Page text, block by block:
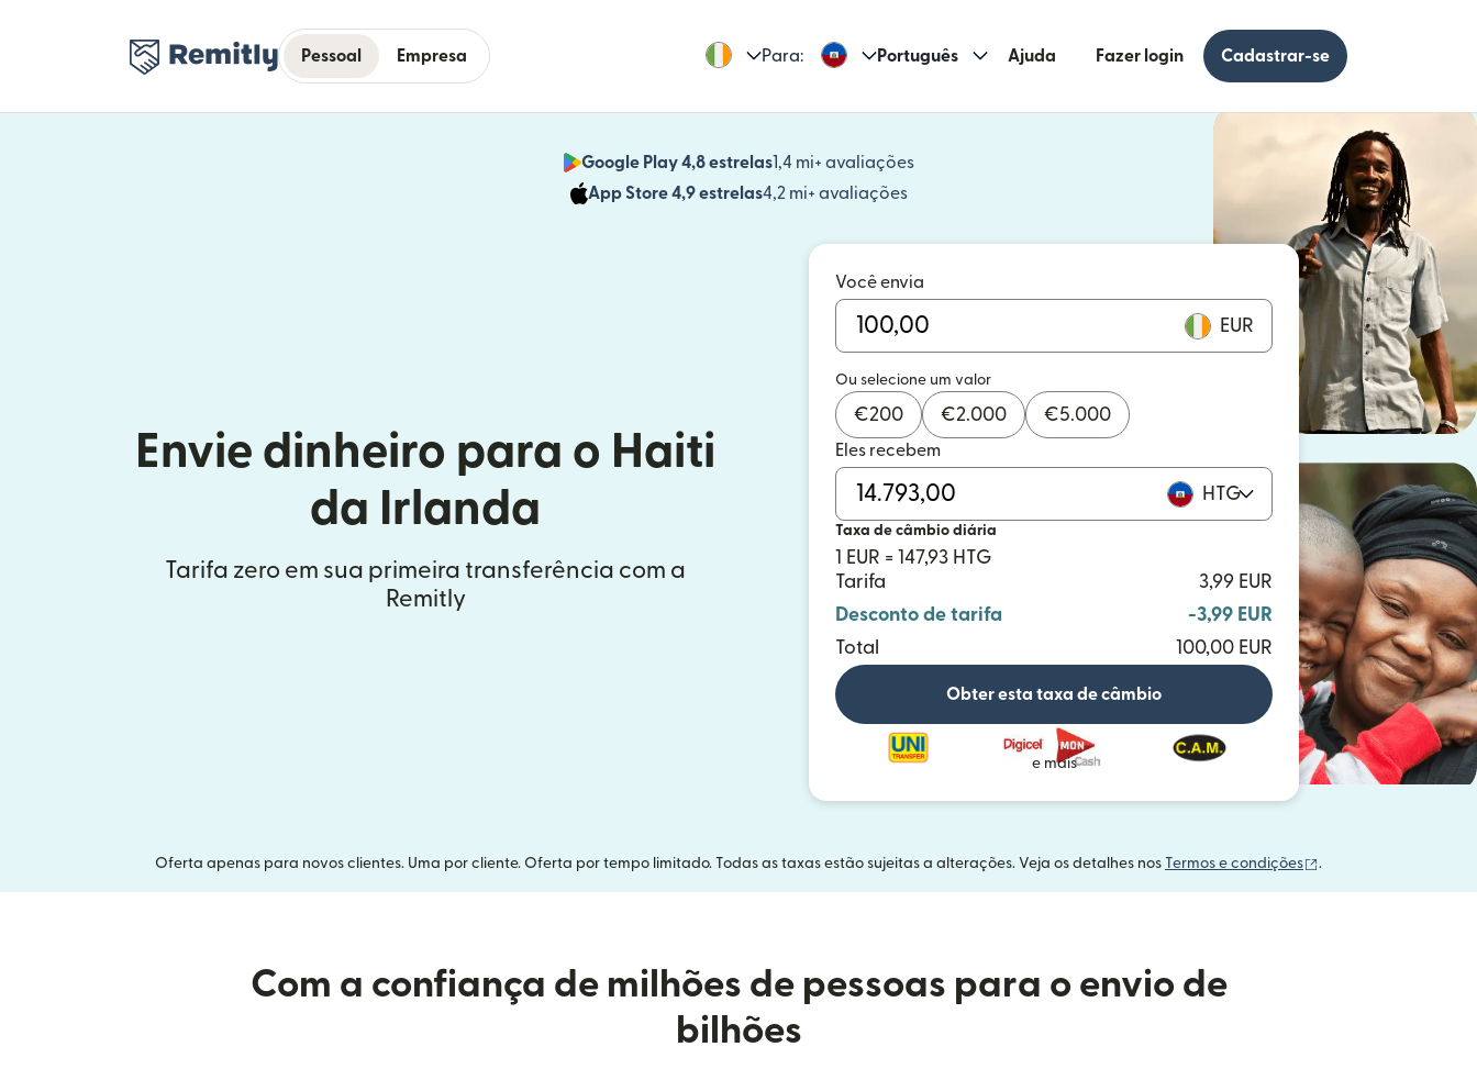
Pessoal Empresa Para: Português Ajuda Fazer login Cadastrar-se
Google Play 4,8 estrelas1,4 mi+ avaliações
(abre em uma nova janela)
App Store 4,9 estrelas4,2 mi+ avaliações
(abre em uma nova janela)
Envie dinheiro para o Haiti
da Irlanda
Tarifa zero em sua primeira transferência com a
Remitly
Você envia
EUR
Ou selecione um valor
€200 €2.000 €5.000
Eles recebem
HTG
Taxa de câmbio diária
1 EUR = 147,93 HTG
Tarifa
3,99 EUR
Desconto de tarifa
-3,99 EUR
Total
100,00 EUR
Obter esta taxa de câmbio
e mais
Oferta apenas para novos clientes. Uma por cliente. Oferta por tempo limitado. Todas as taxas estão sujeitas a alterações. Veja os detalhes nos Termos e condições (abre em uma nova
.
Com a confiança de milhões de pessoas para o envio de
bilhões